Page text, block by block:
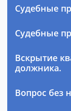
Судебные
Судебные
Вскрытие
должника.
Вопрос без